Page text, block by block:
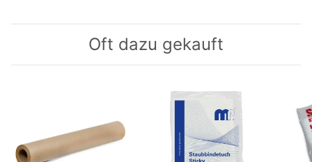
Oft dazu gekauft